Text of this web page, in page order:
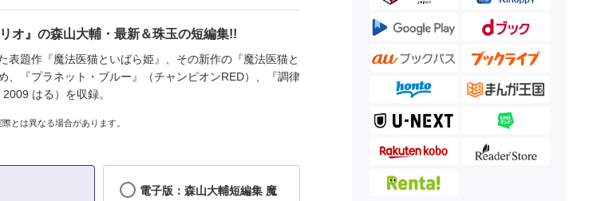
オ』の森山大輔・最新＆珠玉の短編集!!
表題作『魔法医猫といばら姫』、その新作の『魔法医猫と
、『プラネット・ブルー』（チャンピオンRED）、『調律
はる）を収録。
とは異なる場合があります。
電子版：森山大輔短編集 魔